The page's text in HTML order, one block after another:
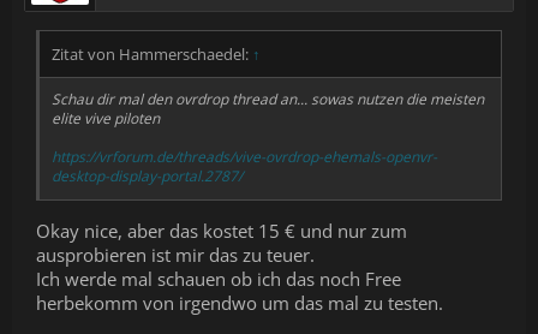
Zitat von Hammerschaedel: ↑
Schau dir mal den ovrdrop thread an... sowas nutzen die meisten
elite vive piloten
https://vrforum.de/threads/vive-ovrdrop-ehemals-openvr-
desktop-display-portal.2787/
Okay nice, aber das kostet 15 € und nur zum
ausprobieren ist mir das zu teuer.
Ich werde mal schauen ob ich das noch Free
herbekomm von irgendwo um das mal zu testen.